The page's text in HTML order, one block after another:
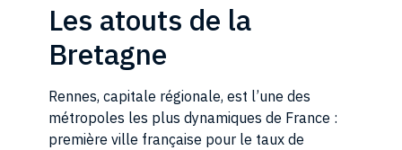
Les atouts de la
Bretagne
Rennes, capitale régionale, est l’une des
métropoles les plus dynamiques de France :
première ville française pour le taux de